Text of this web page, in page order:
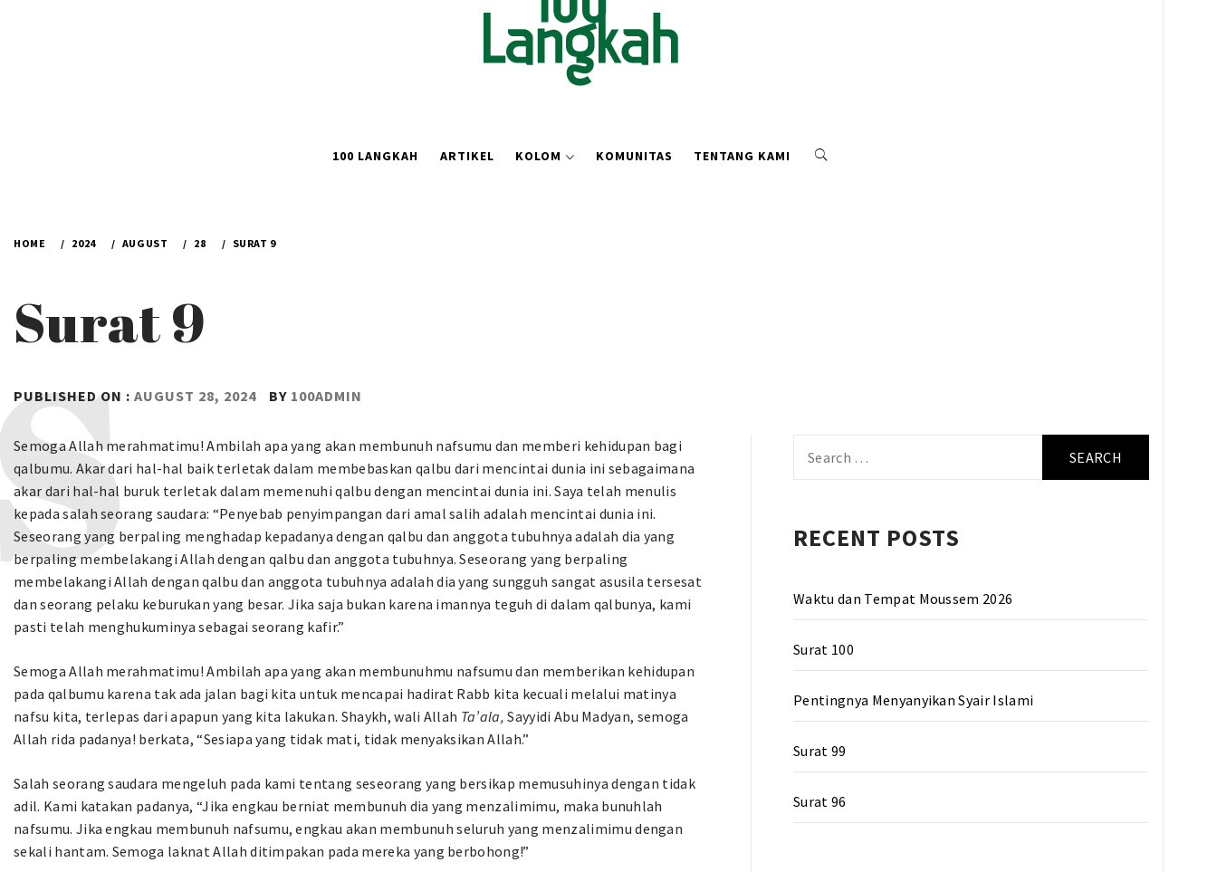
100 LANGKAH ARTIKEL KOLOM KOMUNITAS TENTANG KAMI
HOME 2024 AUGUST 28 SURAT 9
Surat 9
PUBLISHED ON : AUGUST 28, 2024 BY 100ADMIN
Semoga Allah merahmatimu! Ambilah apa yang akan membunuh nafsumu dan memberi kehidupan bagi
qalbumu. Akar dari hal-hal baik terletak dalam membebaskan qalbu dari mencintai dunia ini sebagaimana
akar dari hal-hal buruk terletak dalam memenuhi qalbu dengan mencintai dunia ini. Saya telah menulis
kepada salah seorang saudara: “Penyebab penyimpangan dari amal salih adalah mencintai dunia ini.
Seseorang yang berpaling menghadap kepadanya dengan qalbu dan anggota tubuhnya adalah dia yang
berpaling membelakangi Allah dengan qalbu dan anggota tubuhnya. Seseorang yang berpaling
membelakangi Allah dengan qalbu dan anggota tubuhnya adalah dia yang sungguh sangat asusila tersesat
dan seorang pelaku keburukan yang besar. Jika saja bukan karena imannya teguh di dalam qalbunya, kami
pasti telah menghukuminya sebagai seorang kafir.”
Semoga Allah merahmatimu! Ambilah apa yang akan membunuhmu nafsumu dan memberikan kehidupan
pada qalbumu karena tak ada jalan bagi kita untuk mencapai hadirat Rabb kita kecuali melalui matinya
nafsu kita, terlepas dari apapun yang kita lakukan. Shaykh, wali Allah Ta’ala, Sayyidi Abu Madyan, semoga
Allah rida padanya! berkata, “Sesiapa yang tidak mati, tidak menyaksikan Allah.”
Salah seorang saudara mengeluh pada kami tentang seseorang yang bersikap memusuhinya dengan tidak
adil. Kami katakan padanya, “Jika engkau berniat membunuh dia yang menzalimimu, maka bunuhlah
nafsumu. Jika engkau membunuh nafsumu, engkau akan membunuh seluruh yang menzalimimu dengan
sekali hantam. Semoga laknat Allah ditimpakan pada mereka yang berbohong!”
for:
RECENT POSTS
Waktu dan Tempat Moussem 2026
Surat 100
Pentingnya Menyanyikan Syair Islami
Surat 99
Surat 96